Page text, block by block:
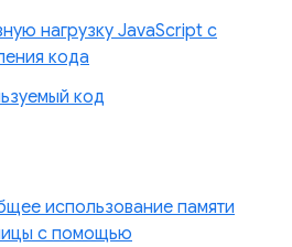
нагрузку JavaScript с
кода
код
использование памяти
с помощью